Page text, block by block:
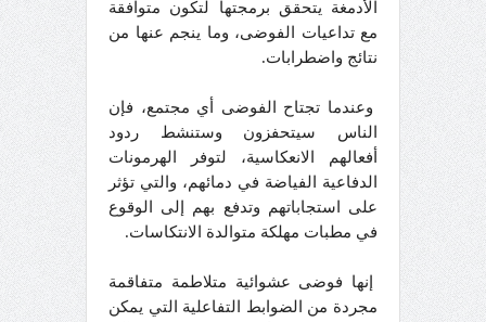
الأدمغة يتحقق برمجتها لتكون متوافقة
مع تداعيات الفوضى، وما ينجم عنها من
نتائج واضطرابات.
وعندما تجتاح الفوضى أي مجتمع، فإن
الناس سيتحفزون وستنشط ردود
أفعالهم الانعكاسية، لتوفر الهرمونات
الدفاعية الفياضة في دمائهم، والتي تؤثر
على استجاباتهم وتدفع بهم إلى الوقوع
في مطبات مهلكة متوالدة الانتكاسات.
إنها فوضى عشوائية متلاطمة متفاقمة
مجردة من الضوابط التفاعلية التي يمكن